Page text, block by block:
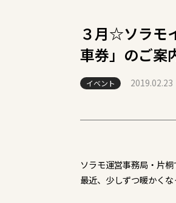
３月☆ソラ
車券」のご
イベント 2019.02.23
ソラモ運営事務局・片桐
最近、少しずつ暖かく